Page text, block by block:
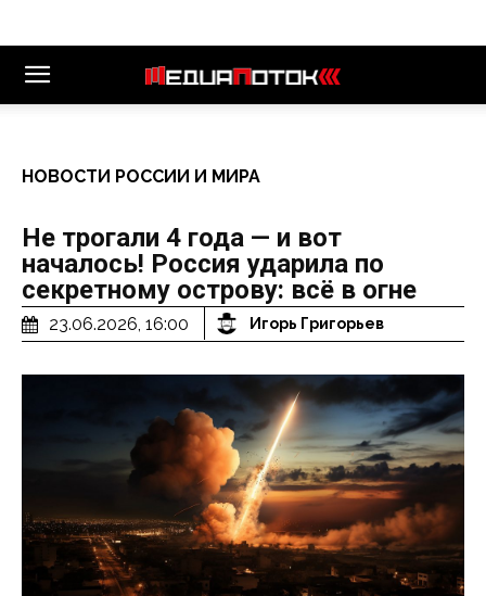
НОВОСТИ РОССИИ И МИРА
Не трогали 4 года — и вот
началось! Россия ударила по
секретному острову: всё в огне
23.06.2026, 16:00 Игорь Григорьев